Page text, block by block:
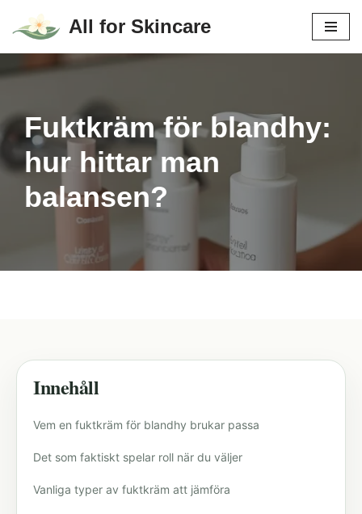
Hoppa
All for Skincare
Fuktkräm för blandhy:
hur hittar man
balansen?
Innehåll
Vem en fuktkräm för blandhy brukar passa
Det som faktiskt spelar roll när du väljer
Vanliga typer av fuktkräm att jämföra